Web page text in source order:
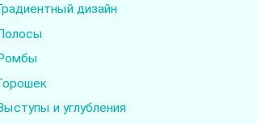
дизайн
и углубления